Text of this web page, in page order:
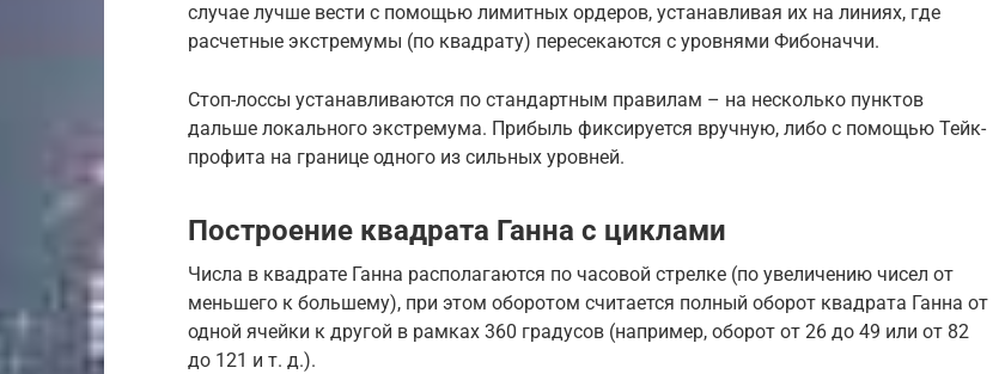
случае лучше вести с помощью лимитных ордеров, устанавливая их на линиях, где
расчетные экстремумы (по квадрату) пересекаются с уровнями Фибоначчи.
Стоп-лоссы устанавливаются по стандартным правилам – на несколько пунктов
дальше локального экстремума. Прибыль фиксируется вручную, либо с помощью Тейк-
профита на границе одного из сильных уровней.
Построение квадрата Ганна с циклами
Числа в квадрате Ганна располагаются по часовой стрелке (по увеличению чисел от
меньшего к большему), при этом оборотом считается полный оборот квадрата Ганна от
одной ячейки к другой в рамках 360 градусов (например, оборот от 26 до 49 или от 82
до 121 и т. д.).